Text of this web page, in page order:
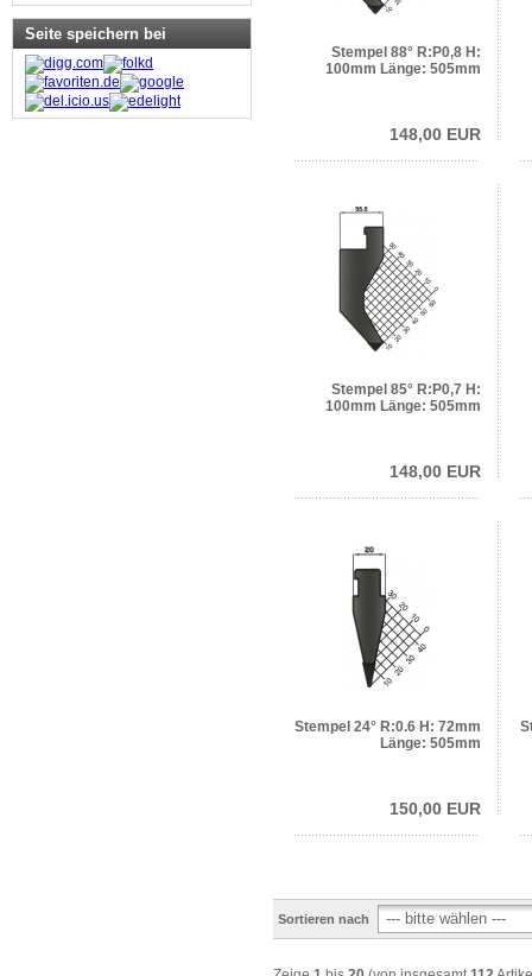
Stempel 88° R:P0,8 H:
100mm Länge: 505mm
148,00 EUR
Stempel 85° R:P0,7 H:
100mm Länge: 505mm
148,00 EUR
Stempel 24° R:0.6 H: 72mm
Länge: 505mm
150,00 EUR
Sortieren nach
Seite speichern bei